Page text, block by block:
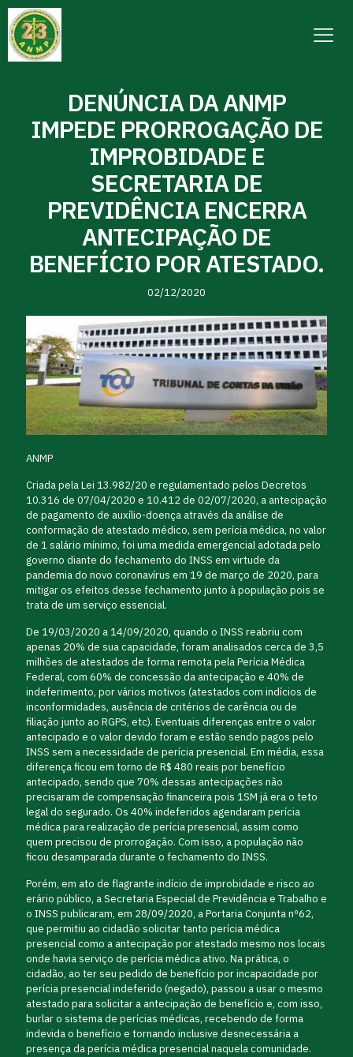
DENÚNCIA DA ANMP
IMPEDE PRORROGAÇÃO DE
IMPROBIDADE E
SECRETARIA DE
PREVIDÊNCIA ENCERRA
ANTECIPAÇÃO DE
BENEFÍCIO POR ATESTADO.
02/12/2020
ANMP
Criada pela Lei 13.982/20 e regulamentado pelos Decretos
10.316 de 07/04/2020 e 10.412 de 02/07/2020, a antecipação
de pagamento de auxílio-doença através da análise de
conformação de atestado médico, sem perícia médica, no valor
de 1 salário mínimo, foi uma medida emergencial adotada pelo
governo diante do fechamento do INSS em virtude da
pandemia do novo coronavírus em 19 de março de 2020, para
mitigar os efeitos desse fechamento junto à população pois se
trata de um serviço essencial.
De 19/03/2020 a 14/09/2020, quando o INSS reabriu com
apenas 20% de sua capacidade, foram analisados cerca de 3,5
milhões de atestados de forma remota pela Perícia Médica
Federal, com 60% de concessão da antecipação e 40% de
indeferimento, por vários motivos (atestados com indícios de
inconformidades, ausência de critérios de carência ou de
filiação junto ao RGPS, etc). Eventuais diferenças entre o valor
antecipado e o valor devido foram e estão sendo pagos pelo
INSS sem a necessidade de perícia presencial. Em média, essa
diferença ficou em torno de R$ 480 reais por benefício
antecipado, sendo que 70% dessas antecipações não
precisaram de compensação financeira pois 1SM já era o teto
legal do segurado. Os 40% indeferidos agendaram perícia
médica para realização de perícia presencial, assim como
quem precisou de prorrogação. Com isso, a população não
ficou desamparada durante o fechamento do INSS.
Porém, em ato de flagrante indício de improbidade e risco ao
erário público, a Secretaria Especial de Previdência e Trabalho e
o INSS publicaram, em 28/09/2020, a Portaria Conjunta nº62,
que permitiu ao cidadão solicitar tanto perícia médica
presencial como a antecipação por atestado mesmo nos locais
onde havia serviço de perícia médica ativo. Na prática, o
cidadão, ao ter seu pedido de benefício por incapacidade por
perícia presencial indeferido (negado), passou a usar o mesmo
atestado para solicitar a antecipação de benefício e, com isso,
burlar o sistema de perícias médicas, recebendo de forma
indevida o benefício e tornando inclusive desnecessária a
presença da perícia médica presencial naquela comunidade.